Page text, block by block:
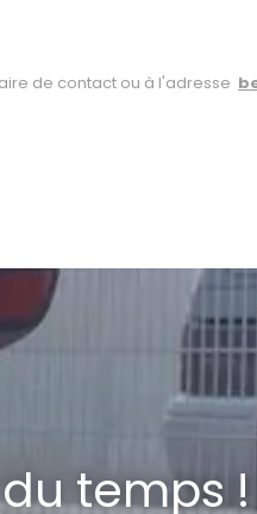
de contact ou à l'adresse
temps !